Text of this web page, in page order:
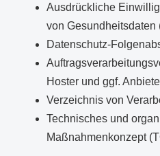
Ausdrückliche
von Gesundheitsdaten
Datenschutz-
Hoster und ggf.
Verzeichnis von
Technisches und
Maßnahmenkonzept